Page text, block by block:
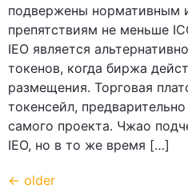
подвержены нормативным
препятствиям не меньше
IEO является
токенов, когда биржа
размещения. Торговая
токенсейл,
самого проекта. Чжао
IEO, но в то же время […]
← older